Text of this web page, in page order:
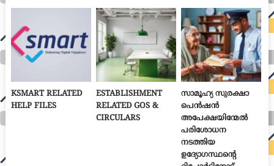
KSMART RELATED
HELP FILES
ESTABLISHMENT
RELATED GOS &
CIRCULARS
സാമൂഹ്യ സുരക്ഷാ
പെൻഷൻ
അപേക്ഷയിന്മേൽ
പരിശോധന
നടത്തിയ
ഉദ്യോഗസ്ഥന്റെ